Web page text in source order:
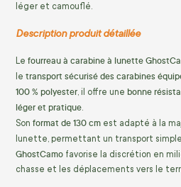
léger et camouflé.
Description produit détaillée
Le fourreau à carabine à lunette
le transport sécurisé des carabines
100 % polyester , il offre une bonne
léger et pratique
Son format de 130 cm est adapté à la
lunette, permettant un transport
GhostCamo favorise la discrétion en
chasse et les déplacements vers le